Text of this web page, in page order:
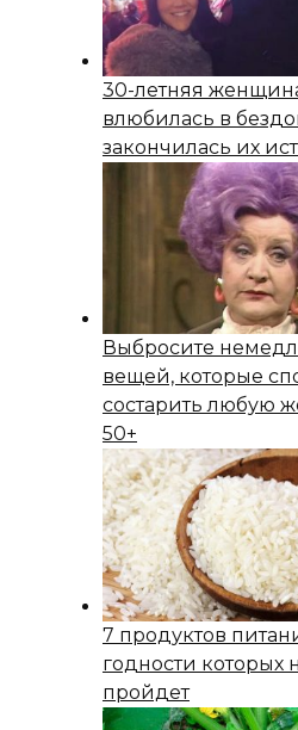
30-летняя
влюбилась в
закончилась их
Выбросите
вещей, которые
состapить любую
50+
7 продуктов
годности которых
пройдет